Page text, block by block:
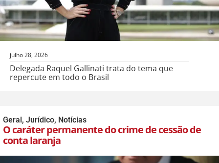
julho 28, 2026
Delegada Raquel Gallinati trata do tema que
repercute em todo o Brasil
Geral, Jurídico, Notícias
O caráter permanente do crime de cessão de
conta laranja